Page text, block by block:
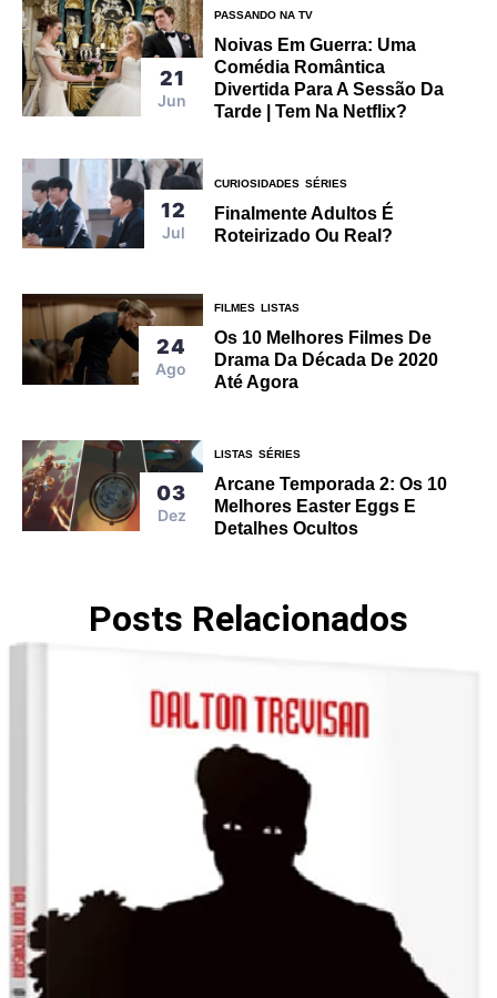
21
Jun
PASSANDO NA TV
Noivas Em Guerra: Uma
Comédia Romântica
Divertida Para A Sessão Da
Tarde | Tem Na Netflix?
12
Jul
CURIOSIDADES SÉRIES
Finalmente Adultos É
Roteirizado Ou Real?
24
Ago
FILMES LISTAS
Os 10 Melhores Filmes De
Drama Da Década De 2020
Até Agora
03
Dez
LISTAS SÉRIES
Arcane Temporada 2: Os 10
Melhores Easter Eggs E
Detalhes Ocultos
Posts Relacionados